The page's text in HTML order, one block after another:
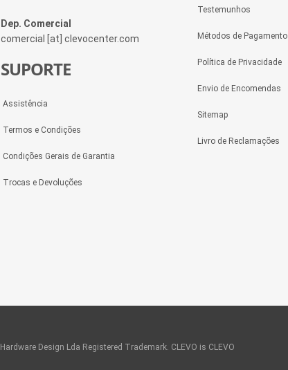
Dep. Comercial
comercial [at] clevocenter.com
SUPORTE
Assistência
Termos e Condições
Condições Gerais de Garantia
Trocas e Devoluções
Testemunhos
Métodos de Pagamento
Política de Privacidade
Envio de Encomendas
Sitemap
Livro de Reclamações
Design Lda Registered Trademark. CLEVO is CLEVO